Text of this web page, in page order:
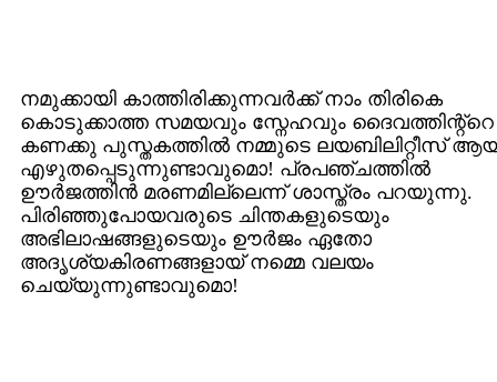
നമുക്കായി കാത്തിരിക്കുന്നവര്‍ക്ക് നാം തിരികെ
കൊടുക്കാത്ത സമയവും സ്നേഹവും ദൈവത്തിന്റ്റെ
കണക്കു പുസ്തകത്തില്‍ നമ്മുടെ ലയബിലിറ്റീസ്
എഴുതപ്പെടുന്നുണ്ടാവുമൊ! പ്രപഞ്ചത്തില്‍
ഊര്‍ജത്തിന്‍ മരണമില്ലെന്ന് ശാസ്ത്രം പറയുന്നു.
പിരിഞ്ഞുപോയവരുടെ ചിന്തകളുടെയും
അഭിലാഷങ്ങളുടെയും ഊര്‍ജം ഏതോ
അദൃശ്യകിരണങ്ങളായ് നമ്മെ വലയം
ചെയ്യുന്നുണ്ടാവുമൊ!